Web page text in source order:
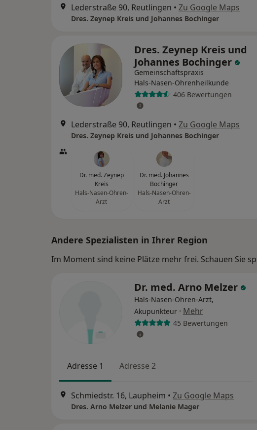
Lederstraße 90, Reutlingen • Zu Google Maps
Dres. Zeynep Kreis und Johannes Bochinger
Dres. Zeynep Kreis und
Johannes Bochinger
Gemeinschaftspraxis
Hals-Nasen-Ohrenheilkunde
406 Bewertungen
Lederstraße 90, Reutlingen • Zu Google Maps
Dres. Zeynep Kreis und Johannes Bochinger
Dr. med. Zeynep
Kreis
Hals-Nasen-Ohren-
Arzt
Dr. med. Johannes
Bochinger
Hals-Nasen-Ohren-
Arzt
Andere Spezialisten in Ihrer Region
Im Moment sind keine Plätze mehr frei. Schauen Sie
Dr. med. Arno Melzer
Hals-Nasen-Ohren-Arzt,
Akupunkteur · Mehr
45 Bewertungen
Adresse 1 Adresse 2
Schmiedstr. 16, Laupheim • Zu Google Maps
Dres. Arno Melzer und Melanie Mager